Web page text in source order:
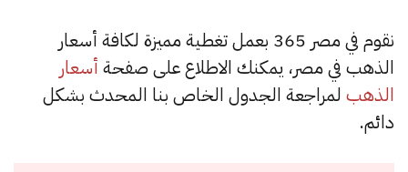
نقوم في مصر 365 بعمل تغطية مميزة لكافة أسعار
الذهب في مصر، يمكنك الاطلاع على صفحة أسعار
الذهب لمراجعة الجدول الخاص بنا المحدث بشكل
دائم.